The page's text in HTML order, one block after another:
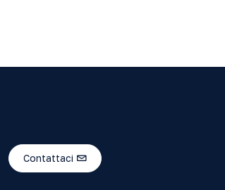
Contattaci